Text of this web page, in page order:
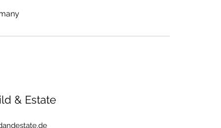
& Estate